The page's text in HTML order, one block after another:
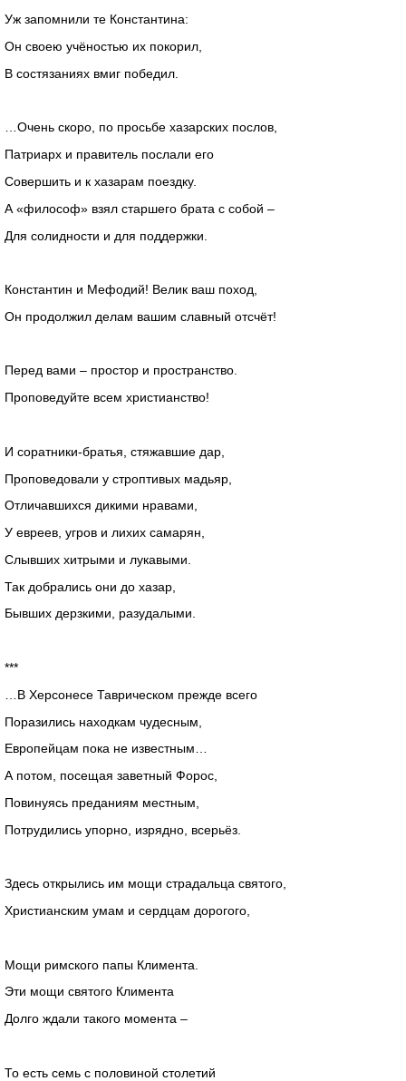
Уж запомнили те Константина:
Он своею учёностью их покорил,
В состязаниях вмиг победил.
…Очень скоро, по просьбе хазарских послов,
Патриарх и правитель послали его
Совершить и к хазарам поездку.
А «философ» взял старшего брата с собой –
Для солидности и для поддержки.
Константин и Мефодий! Велик ваш поход,
Он продолжил делам вашим славный отсчёт!
Перед вами – простор и пространство.
Проповедуйте всем христианство!
И соратники-братья, стяжавшие дар,
Проповедовали у строптивых мадьяр,
Отличавшихся дикими нравами,
У евреев, угров и лихих самарян,
Слывших хитрыми и лукавыми.
Так добрались они до хазар,
Бывших дерзкими, разудалыми.
***
…В Херсонесе Таврическом прежде всего
Поразились находкам чудесным,
Европейцам пока не известным…
А потом, посещая заветный Форос,
Повинуясь преданиям местным,
Потрудились упорно, изрядно, всерьёз.
Здесь открылись им мощи страдальца святого,
Христианским умам и сердцам дорогого,
Мощи римского папы Климента.
Эти мощи святого Климента
Долго ждали такого момента –
То есть семь с половиной столетий